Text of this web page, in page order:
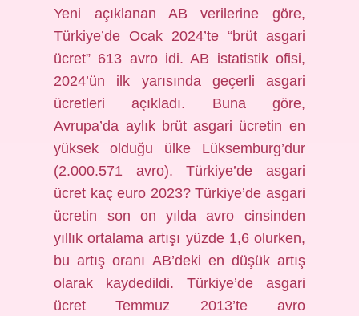
Yeni açıklanan AB verilerine göre,
Türkiye’de Ocak 2024’te “brüt asgari
ücret” 613 avro idi. AB istatistik ofisi,
2024’ün ilk yarısında geçerli asgari
ücretleri açıkladı. Buna göre,
Avrupa’da aylık brüt asgari ücretin en
yüksek olduğu ülke Lüksemburg’dur
(2.000.571 avro). Türkiye’de asgari
ücret kaç euro 2023? Türkiye’de asgari
ücretin son on yılda avro cinsinden
yıllık ortalama artışı yüzde 1,6 olurken,
bu artış oranı AB’deki en düşük artış
olarak kaydedildi. Türkiye’de asgari
ücret Temmuz 2013’te avro